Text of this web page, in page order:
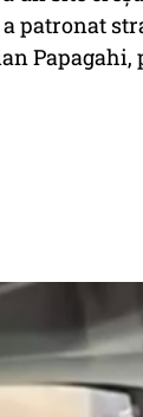
patronat
Papagahi,